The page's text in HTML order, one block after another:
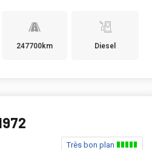
247700km Diesel
Très bon plan